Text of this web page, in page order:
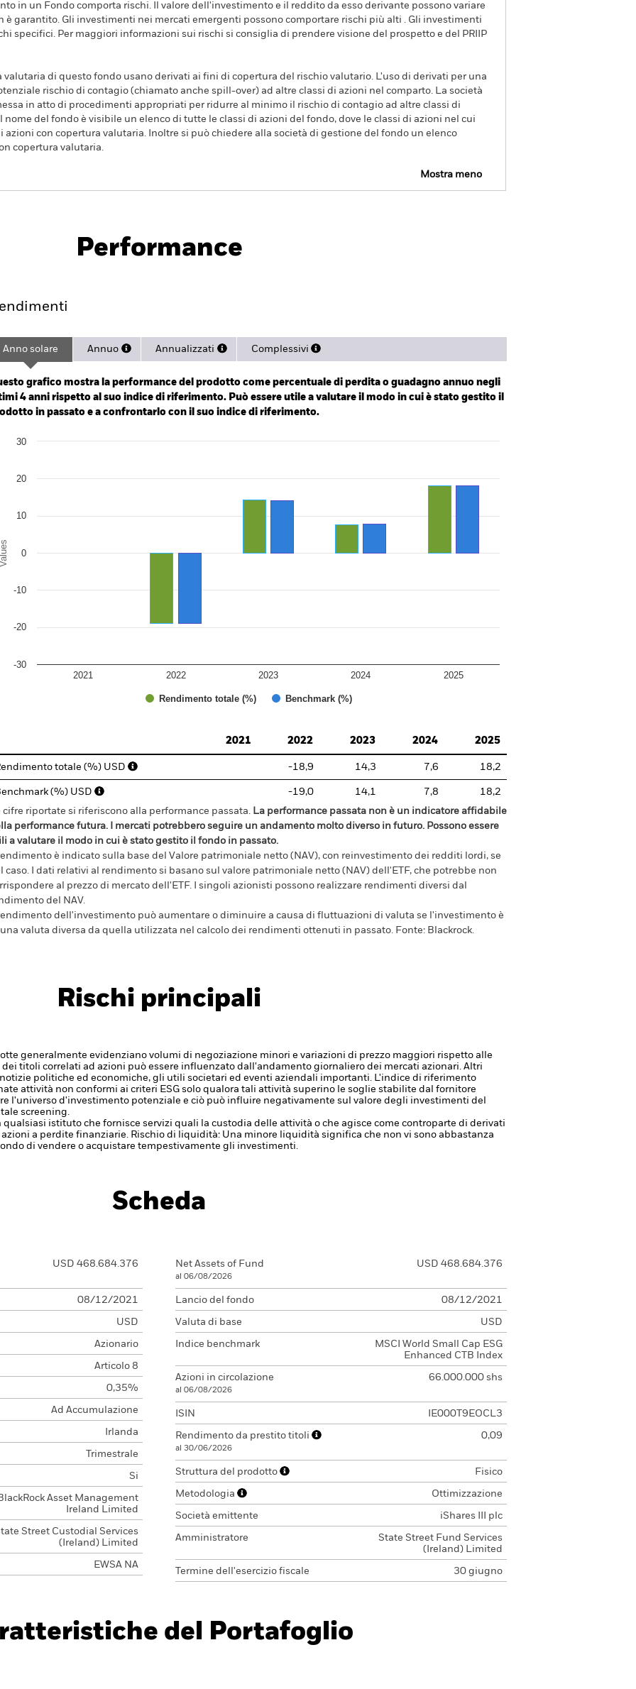
in un Fondo comporta rischi. Il valore dell'investimento e il reddito da esso derivante possono variare
garantito. Gli investimenti nei mercati emergenti possono comportare rischi più alti . Gli investimenti
specifici. Per maggiori informazioni sui rischi si consiglia di prendere visione del prospetto e del PRIIP
valutaria di questo fondo usano derivati ai fini di copertura del rischio valutario. L'uso di derivati per una
rischio di contagio (chiamato anche spill-over) ad altre classi di azioni nel comparto. La società
in atto di procedimenti appropriati per ridurre al minimo il rischio di contagio ad altre classi di
nome del fondo è visibile un elenco di tutte le classi di azioni del fondo, dove le classi di azioni nel cui
azioni con copertura valutaria. Inoltre si può chiedere alla società di gestione del fondo un elenco
copertura valutaria.
Mostra meno
Performance
2021-12-06 00:00:00 to 2026-08-06 00:00:00.
-50 to 100.
Anno solare Annuo Annualizzati Complessivi
grafico mostra la performance del prodotto come percentuale di perdita o guadagno annuo negli
4 anni rispetto al suo indice di riferimento. Può essere utile a valutare il modo in cui è stato gestito il
in passato e a confrontarlo con il suo indice di riferimento.
chart with 2 data series.
Values
Rendimento totale (%) Benchmark (%)
2021 2022 2023 2024 2025
-30
-20
-10
0
10
20
30
2021
2022 2023 2024 2025
totale (%) USD -18,9 14,3 7,6 18,2
(%) USD -19,0 14,1 7,8
18,2
cifre riportate si riferiscono alla performance passata. La performance passata non è un indicatore affidabile
performance futura. I mercati potrebbero seguire un andamento molto diverso in futuro. Possono essere
a valutare il modo in cui è stato gestito il fondo in passato.
rendimento è indicato sulla base del Valore patrimoniale netto (NAV), con reinvestimento dei redditi lordi, se
caso. I dati relativi al rendimento si basano sul valore patrimoniale netto (NAV) dell'ETF, che potrebbe non
al prezzo di mercato dell'ETF. I singoli azionisti possono realizzare rendimenti diversi dal
del NAV.
rendimento dell'investimento può aumentare o diminuire a causa di fluttuazioni di valuta se l'investimento è
valuta diversa da quella utilizzata nel calcolo dei rendimenti ottenuti in passato. Fonte: Blackrock.
Rischi principali
generalmente evidenziano volumi di negoziazione minori e variazioni di prezzo maggiori rispetto alle
dei titoli correlati ad azioni può essere influenzato dall'andamento giornaliero dei mercati azionari. Altri
politiche ed economiche, gli utili societari ed eventi aziendali importanti. L'indice di riferimento
attività non conformi ai criteri ESG solo qualora tali attività superino le soglie stabilite dal fornitore
l'universo d'investimento potenziale e ciò può influire negativamente sul valore degli investimenti del
screening.
qualsiasi istituto che fornisce servizi quali la custodia delle attività o che agisce come controparte di derivati
a perdite finanziarie. Rischio di liquidità: Una minore liquidità significa che non vi sono abbastanza
di vendere o acquistare tempestivamente gli investimenti.
Scheda
USD 468.684.376
08/12/2021
USD
Azionario
Articolo 8
0,35%
Ad Accumulazione
Irlanda
Trimestrale
Si
Asset Management
Ireland Limited
Street Custodial Services
(Ireland) Limited
EWSA NA
Net Assets of Fund
al 06/08/2026
USD 468.684.376
Lancio del fondo 08/12/2021
Valuta di base USD
Indice benchmark
MSCI World Small Cap ESG
Enhanced CTB Index
Azioni in circolazione
al 06/08/2026
66.000.000 shs
ISIN IE000T9EOCL3
Rendimento da prestito titoli
al 30/06/2026
0,09
Struttura del prodotto Fisico
Metodologia Ottimizzazione
Società emittente iShares III plc
Amministratore
State Street Fund Services
(Ireland) Limited
Termine dell'esercizio fiscale 30 giugno
del Portafoglio